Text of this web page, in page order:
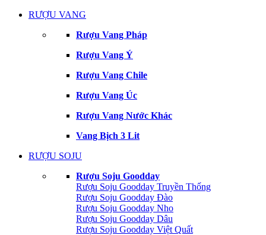
RƯỢU VANG
Rượu Vang Pháp
Rượu Vang Ý
Rượu Vang Chile
Rượu Vang Úc
Rượu Vang Nước Khác
Vang Bịch 3 Lit
RƯỢU SOJU
Rượu Soju Goodday
Rượu Soju Goodday Truyền Thống
Rượu Soju Goodday Đào
Rượu Soju Goodday Nho
Rượu Soju Goodday Dâu
Rượu Soju Goodday Việt Quất